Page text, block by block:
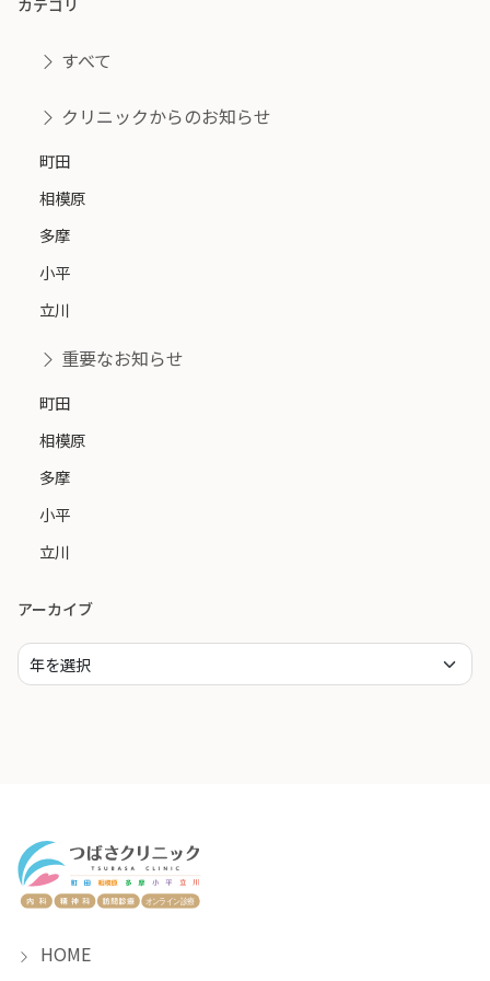
カテゴリ
すべて
クリニックからのお知らせ
町田
相模原
多摩
小平
立川
重要なお知らせ
町田
相模原
多摩
小平
立川
アーカイブ
HOME